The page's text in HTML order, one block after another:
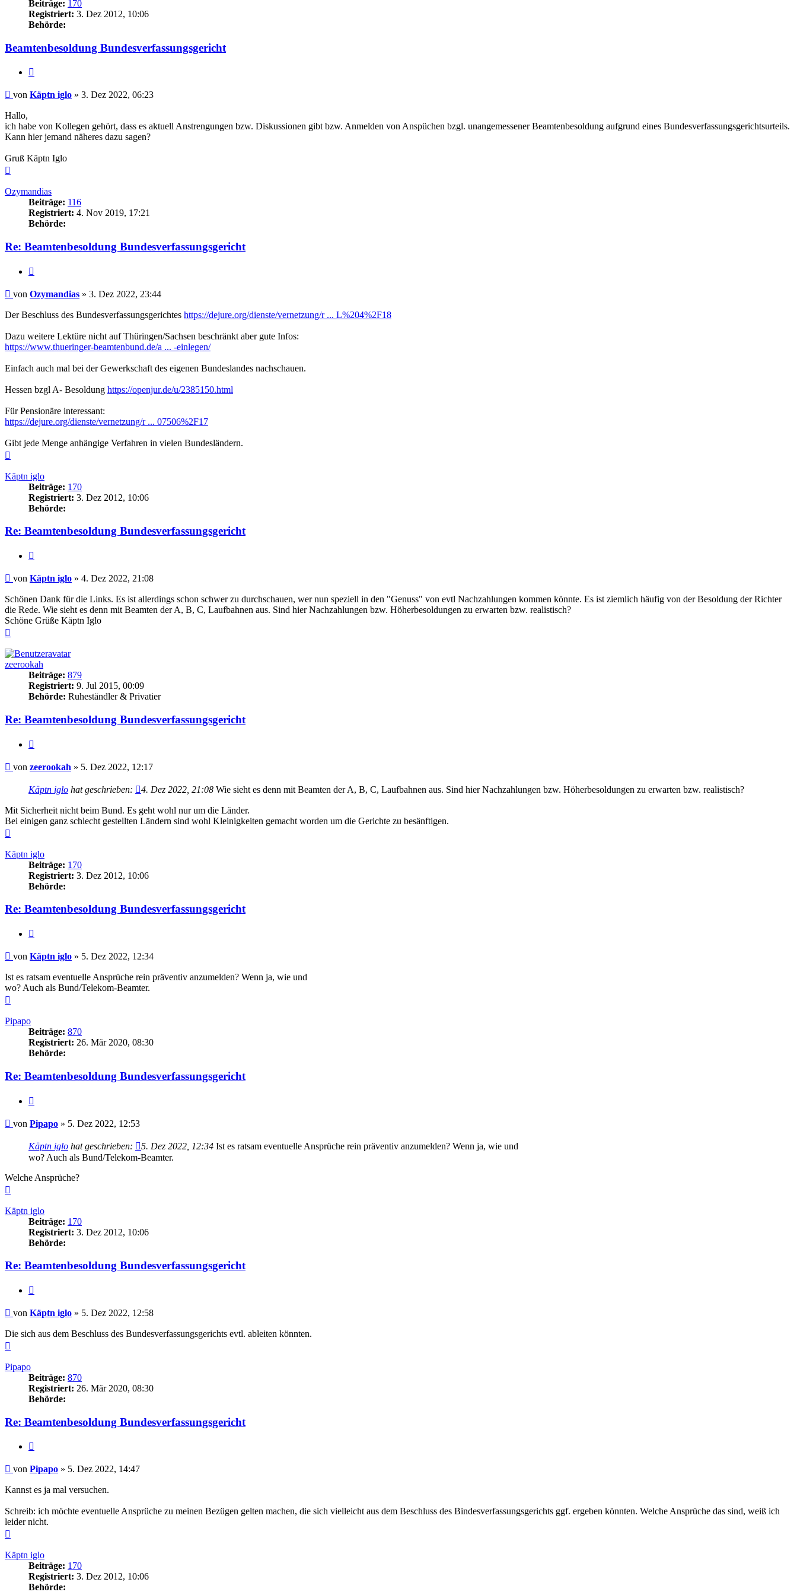
Beiträge: 170
Registriert: 3. Dez 2012, 10:06
Behörde:
Beamtenbesoldung Bundesverfassungsgericht
Beitrag
von Käptn iglo » 3. Dez 2022, 06:23
Hallo,
ich habe von Kollegen gehört, dass es aktuell Anstrengungen bzw. Diskussionen gibt bzw. Anmelden von Anspüchen bzgl. unangemessener Beamtenbesoldung aufgrund eines Bundesverfassungsgerichtsurteils.
Kann hier jemand näheres dazu sagen?
Gruß Käptn Iglo
Ozymandias
Beiträge: 116
Registriert: 4. Nov 2019, 17:21
Behörde:
Re: Beamtenbesoldung Bundesverfassungsgericht
Beitrag
von Ozymandias » 3. Dez 2022, 23:44
Der Beschluss des Bundesverfassungsgerichtes https://dejure.org/dienste/vernetzung/r ... L%204%2F18
Dazu weitere Lektüre nicht auf Thüringen/Sachsen beschränkt aber gute Infos:
https://www.thueringer-beamtenbund.de/a ... -einlegen/
Einfach auch mal bei der Gewerkschaft des eigenen Bundeslandes nachschauen.
Hessen bzgl A- Besoldung https://openjur.de/u/2385150.html
Für Pensionäre interessant:
https://dejure.org/dienste/vernetzung/r ... 07506%2F17
Gibt jede Menge anhängige Verfahren in vielen Bundesländern.
Käptn iglo
Beiträge: 170
Registriert: 3. Dez 2012, 10:06
Behörde:
Re: Beamtenbesoldung Bundesverfassungsgericht
Beitrag
von Käptn iglo » 4. Dez 2022, 21:08
Schönen Dank für die Links. Es ist allerdings schon schwer zu durchschauen, wer nun speziell in den "Genuss" von evtl Nachzahlungen kommen könnte. Es ist ziemlich häufig von der Besoldung der Richter
die Rede. Wie sieht es denn mit Beamten der A, B, C, Laufbahnen aus. Sind hier Nachzahlungen bzw. Höherbesoldungen zu erwarten bzw. realistisch?
Schöne Grüße Käptn Iglo
zeerookah
Beiträge: 879
Registriert: 9. Jul 2015, 00:09
Behörde: Ruheständler & Privatier
Re: Beamtenbesoldung Bundesverfassungsgericht
Beitrag
von zeerookah » 5. Dez 2022, 12:17
Käptn iglo hat geschrieben: 4. Dez 2022, 21:08 Wie sieht es denn mit Beamten der A, B, C, Laufbahnen aus. Sind hier Nachzahlungen bzw. Höherbesoldungen zu erwarten bzw. realistisch?
Mit Sicherheit nicht beim Bund. Es geht wohl nur um die Länder.
Bei einigen ganz schlecht gestellten Ländern sind wohl Kleinigkeiten gemacht worden um die Gerichte zu besänftigen.
Käptn iglo
Beiträge: 170
Registriert: 3. Dez 2012, 10:06
Behörde:
Re: Beamtenbesoldung Bundesverfassungsgericht
Beitrag
von Käptn iglo » 5. Dez 2022, 12:34
Ist es ratsam eventuelle Ansprüche rein präventiv anzumelden? Wenn ja, wie und
wo? Auch als Bund/Telekom-Beamter.
Pipapo
Beiträge: 870
Registriert: 26. Mär 2020, 08:30
Behörde:
Re: Beamtenbesoldung Bundesverfassungsgericht
Beitrag
von Pipapo » 5. Dez 2022, 12:53
Käptn iglo hat geschrieben: 5. Dez 2022, 12:34 Ist es ratsam eventuelle Ansprüche rein präventiv anzumelden? Wenn ja, wie und
wo? Auch als Bund/Telekom-Beamter.
Welche Ansprüche?
Käptn iglo
Beiträge: 170
Registriert: 3. Dez 2012, 10:06
Behörde:
Re: Beamtenbesoldung Bundesverfassungsgericht
Beitrag
von Käptn iglo » 5. Dez 2022, 12:58
Die sich aus dem Beschluss des Bundesverfassungsgerichts evtl. ableiten könnten.
Pipapo
Beiträge: 870
Registriert: 26. Mär 2020, 08:30
Behörde:
Re: Beamtenbesoldung Bundesverfassungsgericht
Beitrag
von Pipapo » 5. Dez 2022, 14:47
Kannst es ja mal versuchen.
Schreib: ich möchte eventuelle Ansprüche zu meinen Bezügen gelten machen, die sich vielleicht aus dem Beschluss des Bindesverfassungsgerichts ggf. ergeben könnten. Welche Ansprüche das sind, weiß ich
leider nicht.
Käptn iglo
Beiträge: 170
Registriert: 3. Dez 2012, 10:06
Behörde: